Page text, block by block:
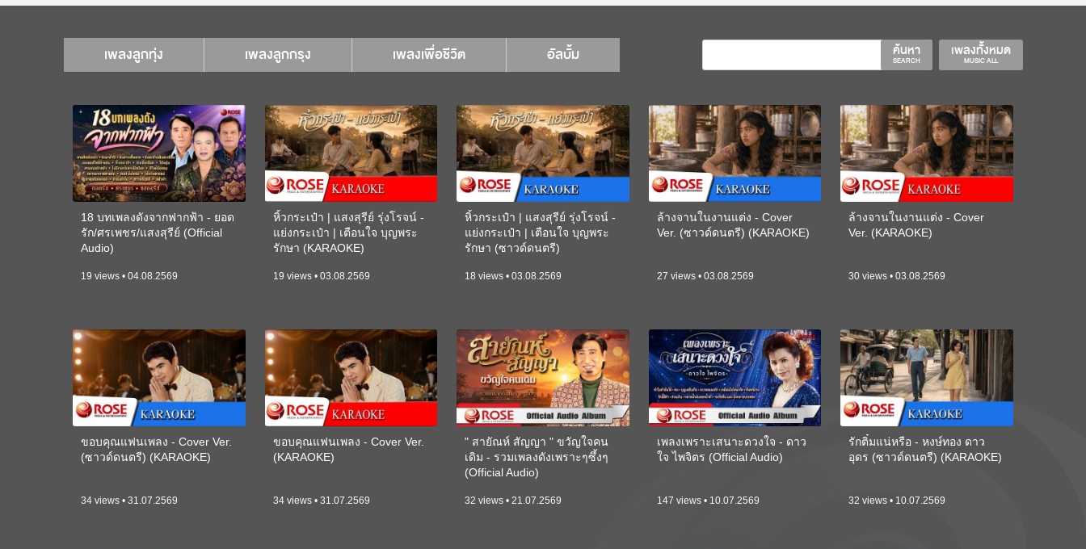
เพลงลูกทุ่ง เพลงลูกกรุง เพลงเพื่อชีวิต อัลบั้ม เพลงทั้งหมด
MUSIC ALL
ค้นหา
SEARCH
18 บทเพลงดังจากฟากฟ้า - ยอด
รัก/ศรเพชร/แสงสุรีย์ (Official
Audio)
19 views • 04.08.2569
หิ้วกระเป๋า | แสงสุรีย์ รุ่งโรจน์ -
แย่งกระเป๋า | เตือนใจ บุญพระ
รักษา (KARAOKE)
19 views • 03.08.2569
หิ้วกระเป๋า | แสงสุรีย์ รุ่งโรจน์ -
แย่งกระเป๋า | เตือนใจ บุญพระ
รักษา (ซาวด์ดนตรี)
18 views • 03.08.2569
ล้างจานในงานแต่ง - Cover
Ver. (ซาวด์ดนตรี) (KARAOKE)
27 views • 03.08.2569
ล้างจานในงานแต่ง - Cover
Ver. (KARAOKE)
30 views • 03.08.2569
ขอบคุณแฟนเพลง - Cover Ver.
(ซาวด์ดนตรี) (KARAOKE)
34 views • 31.07.2569
ขอบคุณแฟนเพลง - Cover Ver.
(KARAOKE)
34 views • 31.07.2569
" สายัณห์ สัญญา " ขวัญใจคน
เดิม - รวมเพลงดังเพราะๆซึ้งๆ
(Official Audio)
32 views • 21.07.2569
เพลงเพราะเสนาะดวงใจ - ดาว
ใจ ไพจิตร (Official Audio)
147 views • 10.07.2569
รักติ๋มแน่หรือ - หงษ์ทอง ดาว
อุดร (ซาวด์ดนตรี) (KARAOKE)
32 views • 10.07.2569